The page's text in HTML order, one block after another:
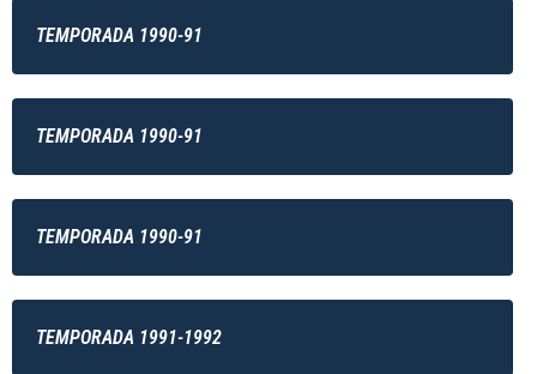
TEMPORADA 1990-91
TEMPORADA 1990-91
TEMPORADA 1990-91
TEMPORADA 1991-1992